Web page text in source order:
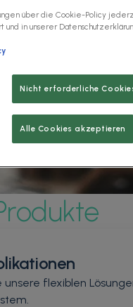
unsere flexiblen
über die Cookie-Policy
und in unserer
Nicht erforderliche
Alle Cookies akzeptieren